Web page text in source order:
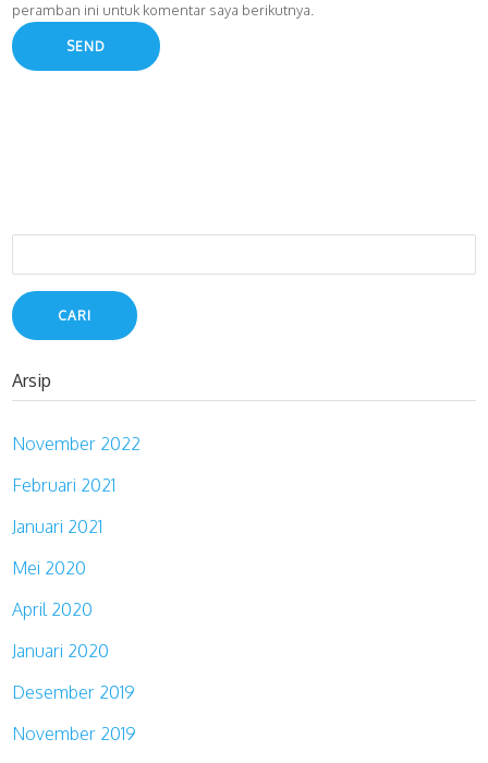
peramban ini untuk komentar saya berikutnya.
untuk:
Arsip
November 2022
Februari 2021
Januari 2021
Mei 2020
April 2020
Januari 2020
Desember 2019
November 2019